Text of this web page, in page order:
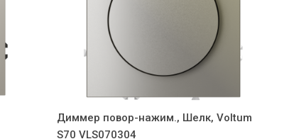
Диммер повор-нажим., Шелк, Voltum
S70 VLS070304